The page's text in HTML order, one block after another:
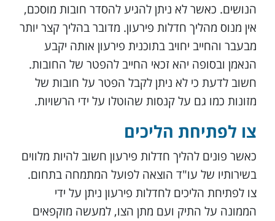
הנושים. כאשר לא ניתן להגיע להסדר חובות מוסכם,
אין מנוס מהליך חדלות פירעון. מדובר בהליך קצר יותר
מבעבר והחייב יחויב בתוכנית פירעון אותה יקבע
הנאמן ובסופה יהא זכאי החייב להפטר של החובות.
חשוב לדעת כי לא ניתן לקבל הפטר על חובות של
מזונות כמו גם על קנסות שהוטלו על ידי הרשויות.
צו לפתיחת הליכים
כאשר פונים להליך חדלות פירעון חשוב להיות מלווים
בשירותיו של עו"ד הוצאה לפועל המתמחה בתחום.
צו לפתיחת הליכים לחדלות פירעון ניתן על ידי
הממונה על התיק ועם מתן הצו, למעשה מוקפאים